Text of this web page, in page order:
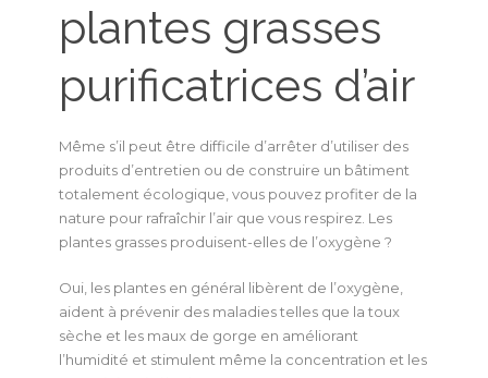
plantes grasses
purificatrices d’air
Même s’il peut être difficile d’arrêter d’utiliser des
produits d’entretien ou de construire un bâtiment
totalement écologique, vous pouvez profiter de la
nature pour rafraîchir l’air que vous respirez. Les
plantes grasses produisent-elles de l’oxygène ?
Oui, les plantes en général libèrent de l’oxygène,
aident à prévenir des maladies telles que la toux
sèche et les maux de gorge en améliorant
l’humidité et stimulent même la concentration et les